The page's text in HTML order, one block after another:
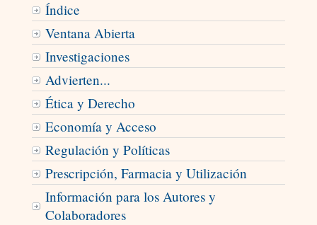
Índice
Ventana Abierta
Investigaciones
Advierten...
Ética y Derecho
Economía y Acceso
Regulación y Políticas
Prescripción, Farmacia y Utilización
Información para los Autores y
Colaboradores